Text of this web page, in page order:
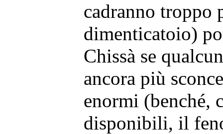
cadranno troppo
dimenticatoio)
Chissà se
ancora più
enormi (benché,
disponibili, il